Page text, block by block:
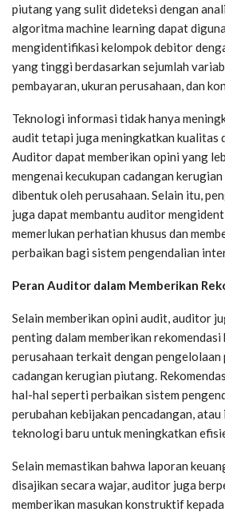
piutang yang sulit dideteksi dengan
algoritma machine learning dapat
mengidentifikasi kelompok debitor
yang tinggi berdasarkan sejumlah
pembayaran, ukuran perusahaan, dan
Teknologi informasi tidak hanya
audit tetapi juga meningkatkan kualitas
Auditor dapat memberikan opini yang
mengenai kecukupan cadangan
dibentuk oleh perusahaan. Selain itu,
juga dapat membantu auditor
memerlukan perhatian khusus dan
perbaikan bagi sistem pengendalian
Peran Auditor dalam Memberikan
Selain memberikan opini audit, auditor
penting dalam memberikan rekomendasi
perusahaan terkait dengan pengelolaan
cadangan kerugian piutang.
hal-hal seperti perbaikan sistem
perubahan kebijakan pencadangan, atau
teknologi baru untuk meningkatkan
Selain memastikan bahwa laporan
disajikan secara wajar, auditor juga
memberikan masukan konstruktif